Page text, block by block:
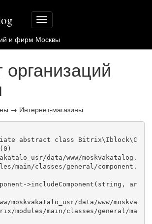
Меню
сайта
и фирм Москвы
организаций
→ Интернет-магазины
abstract class Bitrix\Iblock\C
data/www/moskvakatalog.
main/classes/general/component.
>includeComponent(string, ar
modules/main/classes/general/ma